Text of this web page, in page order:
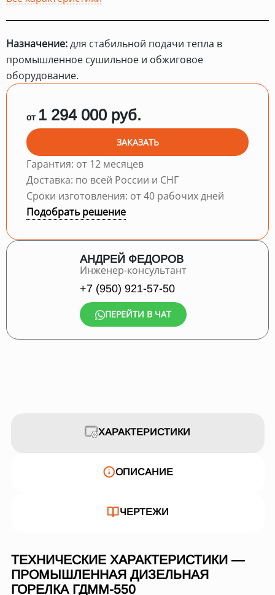
Назначение:для стабильной подачи тепла в
промышленное сушильное и обжиговое
оборудование.
от 1 294 000 руб.
ЗАКАЗАТЬ
Гарантия: от 12 месяцев
Доставка: по всей России и СНГ
Сроки изготовления: от 40 рабочих дней
Подобрать решение
АНДРЕЙ ФЕДОРОВ
Инженер-консультант
+7 (950) 921-57-50
ПЕРЕЙТИ В ЧАТ
ХАРАКТЕРИСТИКИ
ОПИСАНИЕ
ЧЕРТЕЖИ
ТЕХНИЧЕСКИЕ ХАРАКТЕРИСТИКИ —
ПРОМЫШЛЕННАЯ ДИЗЕЛЬНАЯ
ГОРЕЛКА ГДММ-550